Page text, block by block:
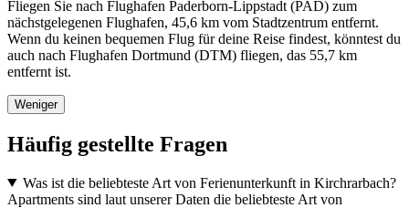
Fliegen Sie nach Flughafen Paderborn-Lippstadt (PAD) zum
nächstgelegenen Flughafen, 45,6 km vom Stadtzentrum entfernt.
Wenn du keinen bequemen Flug für deine Reise findest, könntest du
auch nach Flughafen Dortmund (DTM) fliegen, das 55,7 km
entfernt ist.
Weniger
Häufig gestellte Fragen
Was ist die beliebteste Art von Ferienunterkunft in Kirchrarbach?
Apartments sind laut unserer Daten die beliebteste Art von